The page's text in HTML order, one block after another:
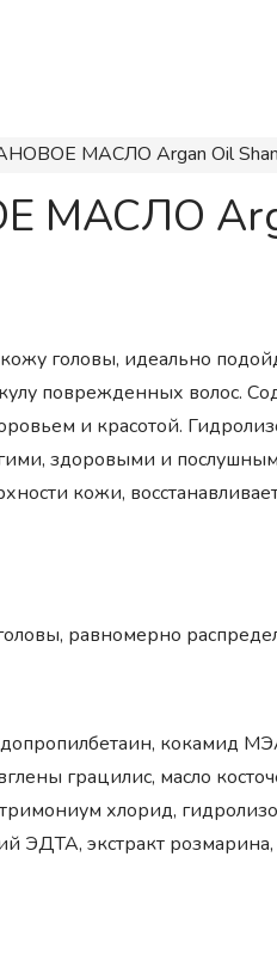
МАСЛО Argan Oil
МАСЛО
головы, идеально
поврежденных волос.
и красотой.
здоровыми и
кожи,
равномерно
кокамид
грацилис, масло
хлорид,
ЭДТА, экстракт